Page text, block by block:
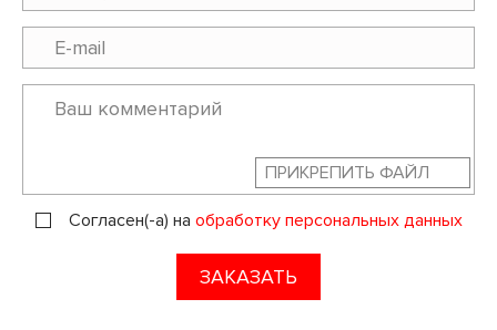
ПРИКРЕПИТЬ ФАЙЛ
Согласен(-а) на обработку персональных данных
ЗАКАЗАТЬ